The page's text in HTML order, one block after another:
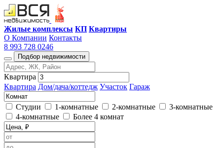
Жилые комплексы КП Квартиры
О Компании Контакты
8 993 728 0246
Подбор недвижимости
Квартира
Квартира Дом/дача/коттедж Участок Гараж
Студии 1-комнатные 2-комнатные
3-комнатные
4-комнатные
Более 4 комнат